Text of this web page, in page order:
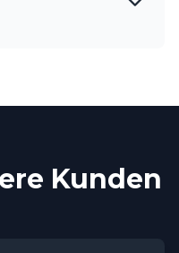
Kunden